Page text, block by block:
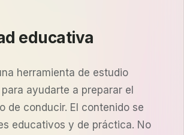
educativa
herramienta de estudio
ayudarte a preparar el
de conducir. El contenido se
educativos y de práctica. No